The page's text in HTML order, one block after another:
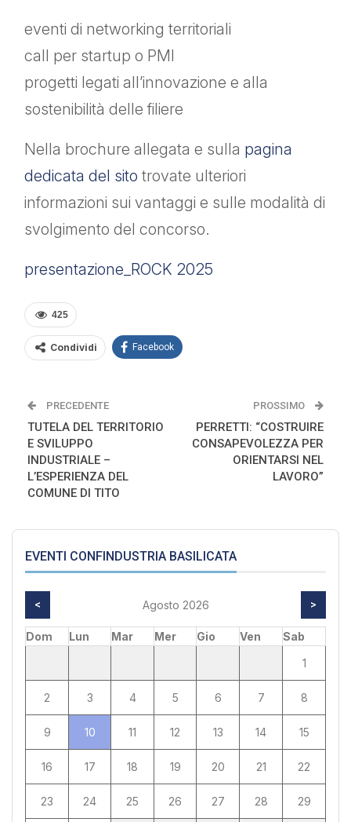
eventi di networking territoriali
call per startup o PMI
progetti legati all’innovazione e alla
sostenibilità delle filiere
Nella brochure allegata e sulla pagina
dedicata del sito trovate ulteriori
informazioni sui vantaggi e sulle modalità di
svolgimento del concorso.
presentazione_ROCK 2025
425
Condividi Facebook
PRECEDENTE
TUTELA DEL TERRITORIO
E SVILUPPO
INDUSTRIALE –
L’ESPERIENZA DEL
COMUNE DI TITO
PROSSIMO
PERRETTI: “COSTRUIRE
CONSAPEVOLEZZA PER
ORIENTARSI NEL
LAVORO”
EVENTI CONFINDUSTRIA BASILICATA
< Agosto 2026 >
Dom Lun Mar Mer Gio Ven
Sab
1
2 3 4 5 6 7 8
9 10 11 12 13 14 15
16 17 18 19 20 21 22
23 24 25 26 27 28 29